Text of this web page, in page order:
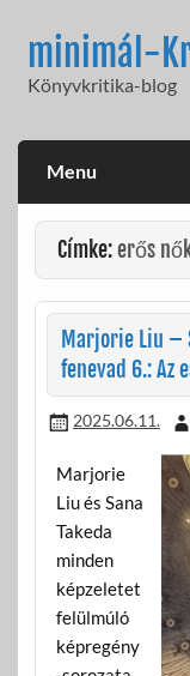
contentminimál-
Könyvkritika-blog
Menu
Címke:erős
Marjorie Liu –
fenevad 6.: Az
2025.06.11.
Marjorie
Liu és Sana
Takeda
minden
képzeletet
felülmúló
képregény